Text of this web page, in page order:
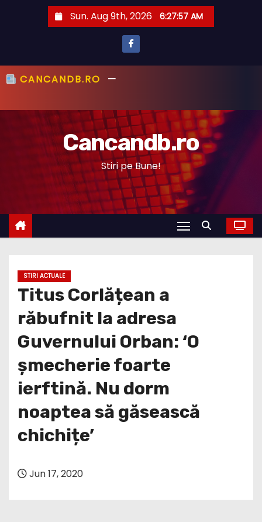
Sun. Aug 9th, 2026 6:27:58 AM
CANCANDB.RO—
Cancandb.ro
Stiri pe Bune!
STIRI ACTUALE
Titus Corlățean a
răbufnit la adresa
Guvernului Orban: ‘O
șmecherie foarte
ierftină. Nu dorm
noaptea să găsească
chichițe’
Jun 17, 2020